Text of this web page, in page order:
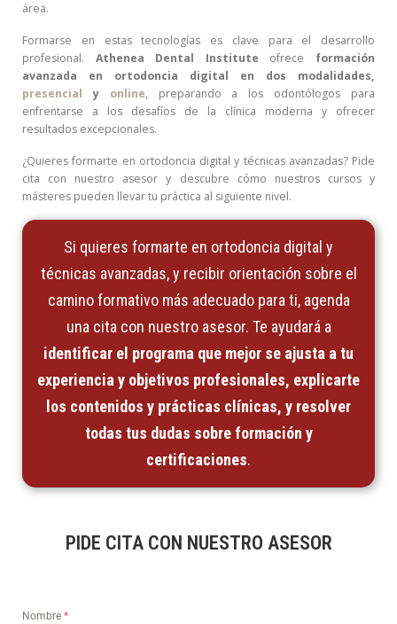
área.
Formarse en estas tecnologías es clave para el desarrollo
profesional. Athenea Dental Institute ofrece formación
avanzada en ortodoncia digital en dos modalidades,
presencialy online, preparando a los odontólogos para
enfrentarse a los desafíos de la clínica moderna y ofrecer
resultados excepcionales.
¿Quieres formarte en ortodoncia digital y técnicas avanzadas? Pide
cita con nuestro asesor y descubre cómo nuestros cursos y
másteres pueden llevar tu práctica al siguiente nivel.
Si quieres formarte en ortodoncia digital y
técnicas avanzadas, y recibir orientación sobre el
camino formativo más adecuado para ti, agenda
una cita con nuestro asesor. Te ayudará a
identificar el programa que mejor se ajusta a tu
experiencia y objetivos profesionales, explicarte
los contenidos y prácticas clínicas, y resolver
todas tus dudas sobre formación y
certificaciones.
PIDE CITA CON NUESTRO ASESOR
Nombre *